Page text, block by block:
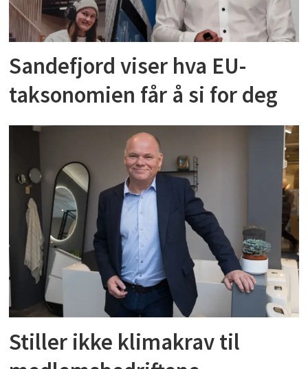
Sandefjord viser hva EU-
taksonomien får å si for deg
Stiller ikke klimakrav til